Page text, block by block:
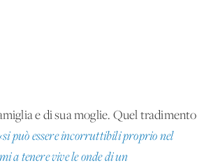
e di sua moglie. Quel tradimento
può essere incorruttibili proprio nel
a tenere vive le onde di un